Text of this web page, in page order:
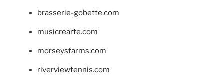
brasserie-gobette.com
musicrearte.com
morseysfarms.com
riverviewtennis.com